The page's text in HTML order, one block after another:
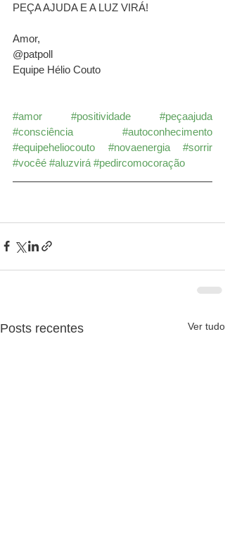
PEÇA AJUDA E A LUZ VIRÁ!
Amor,
@patpoll
Equipe Hélio Couto
#amor #positividade
#peçaajuda
#consciência
#autoconhecimento
#equipeheliocouto
#novaenergia
#sorrir
#vocêé #aluzvirá #pedircomocoração
Posts recentes Ver tudo